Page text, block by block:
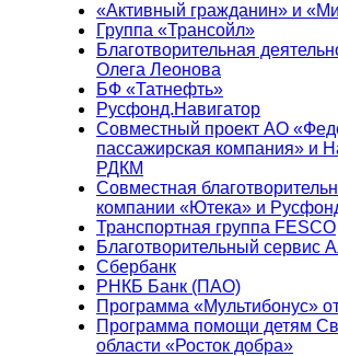
«Активный гражданин» и
Группа «Трансойл»
Благотворительная
Олега Леонова
БФ «Татнефть»
Русфонд.Навигатор
Совместный проект АО
пассажирская компания» и
РДКМ
Совместная
компании «Ютека» и
Транспортная группа FESCO
Благотворительный сервис
Сбербанк
РНКБ Банк (ПАО)
Программа «Мультибонус»
Программа помощи детям
области «Росток добра»